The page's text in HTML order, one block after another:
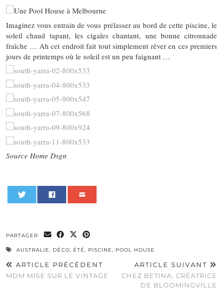
Imaginez vous entrain de vous prélasser au bord de cette piscine, le
soleil chaud tapant, les cigales chantant, une bonne citronnade
fraîche … Ah cet endroit fait tout simplement rêver en ces premiers
jours de printemps où le soleil est un peu faignant …
Source Home Dsgn
PARTAGER:
AUSTRALIE, DÉCO, ÉTÉ, PISCINE, POOL HOUSE
ARTICLE PRÉCÉDENT
MDM MISE SUR LE VINTAGE
ARTICLE SUIVANT
CHEZ BETINA, CRÉATRICE
DE BLOOMINGVILLE